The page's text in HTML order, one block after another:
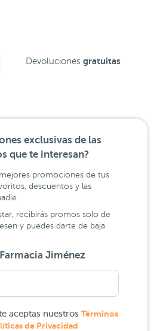
Devoluciones gratuitas
exclusivas de las
que te interesan?
promociones de tus
descuentos y las
recibirás promos solo de
y puedes darte de baja
Jiménez
aceptas nuestros Términos
de Privacidad